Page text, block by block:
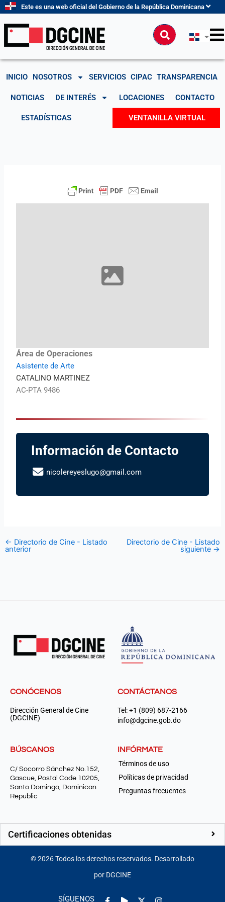
contenido
Este es una web oficial del Gobierno de la República Dominicana
Buscar
INICIO NOSOTROS SERVICIOS CIPAC TRANSPARENCIA
NOTICIAS DE INTERÉS LOCACIONES CONTACTO
ESTADÍSTICAS VENTANILLA VIRTUAL
Área de Operaciones
Asistente de Arte
CATALINO MARTINEZ
AC-PTA 9486
Información de Contacto
nicolereyeslugo@gmail.com
← Directorio de Cine - Listado
anterior
Directorio de Cine - Listado
siguiente →
CONÓCENOS
Dirección General de Cine
(DGCINE)
CONTÁCTANOS
Tel: +1 (809) 687-2166
info@dgcine.gob.do
BÚSCANOS
C/ Socorro Sánchez No.152,
Gascue, Postal Code 10205,
Santo Domingo, Dominican
Republic
INFÓRMATE
Términos de uso
Políticas de privacidad
Preguntas frecuentes
Certificaciones obtenidas
©2026Todos los derechos reservados. Desarrollado
por DGCINE
SÍGUENOS
Facebook-
Play Instagram